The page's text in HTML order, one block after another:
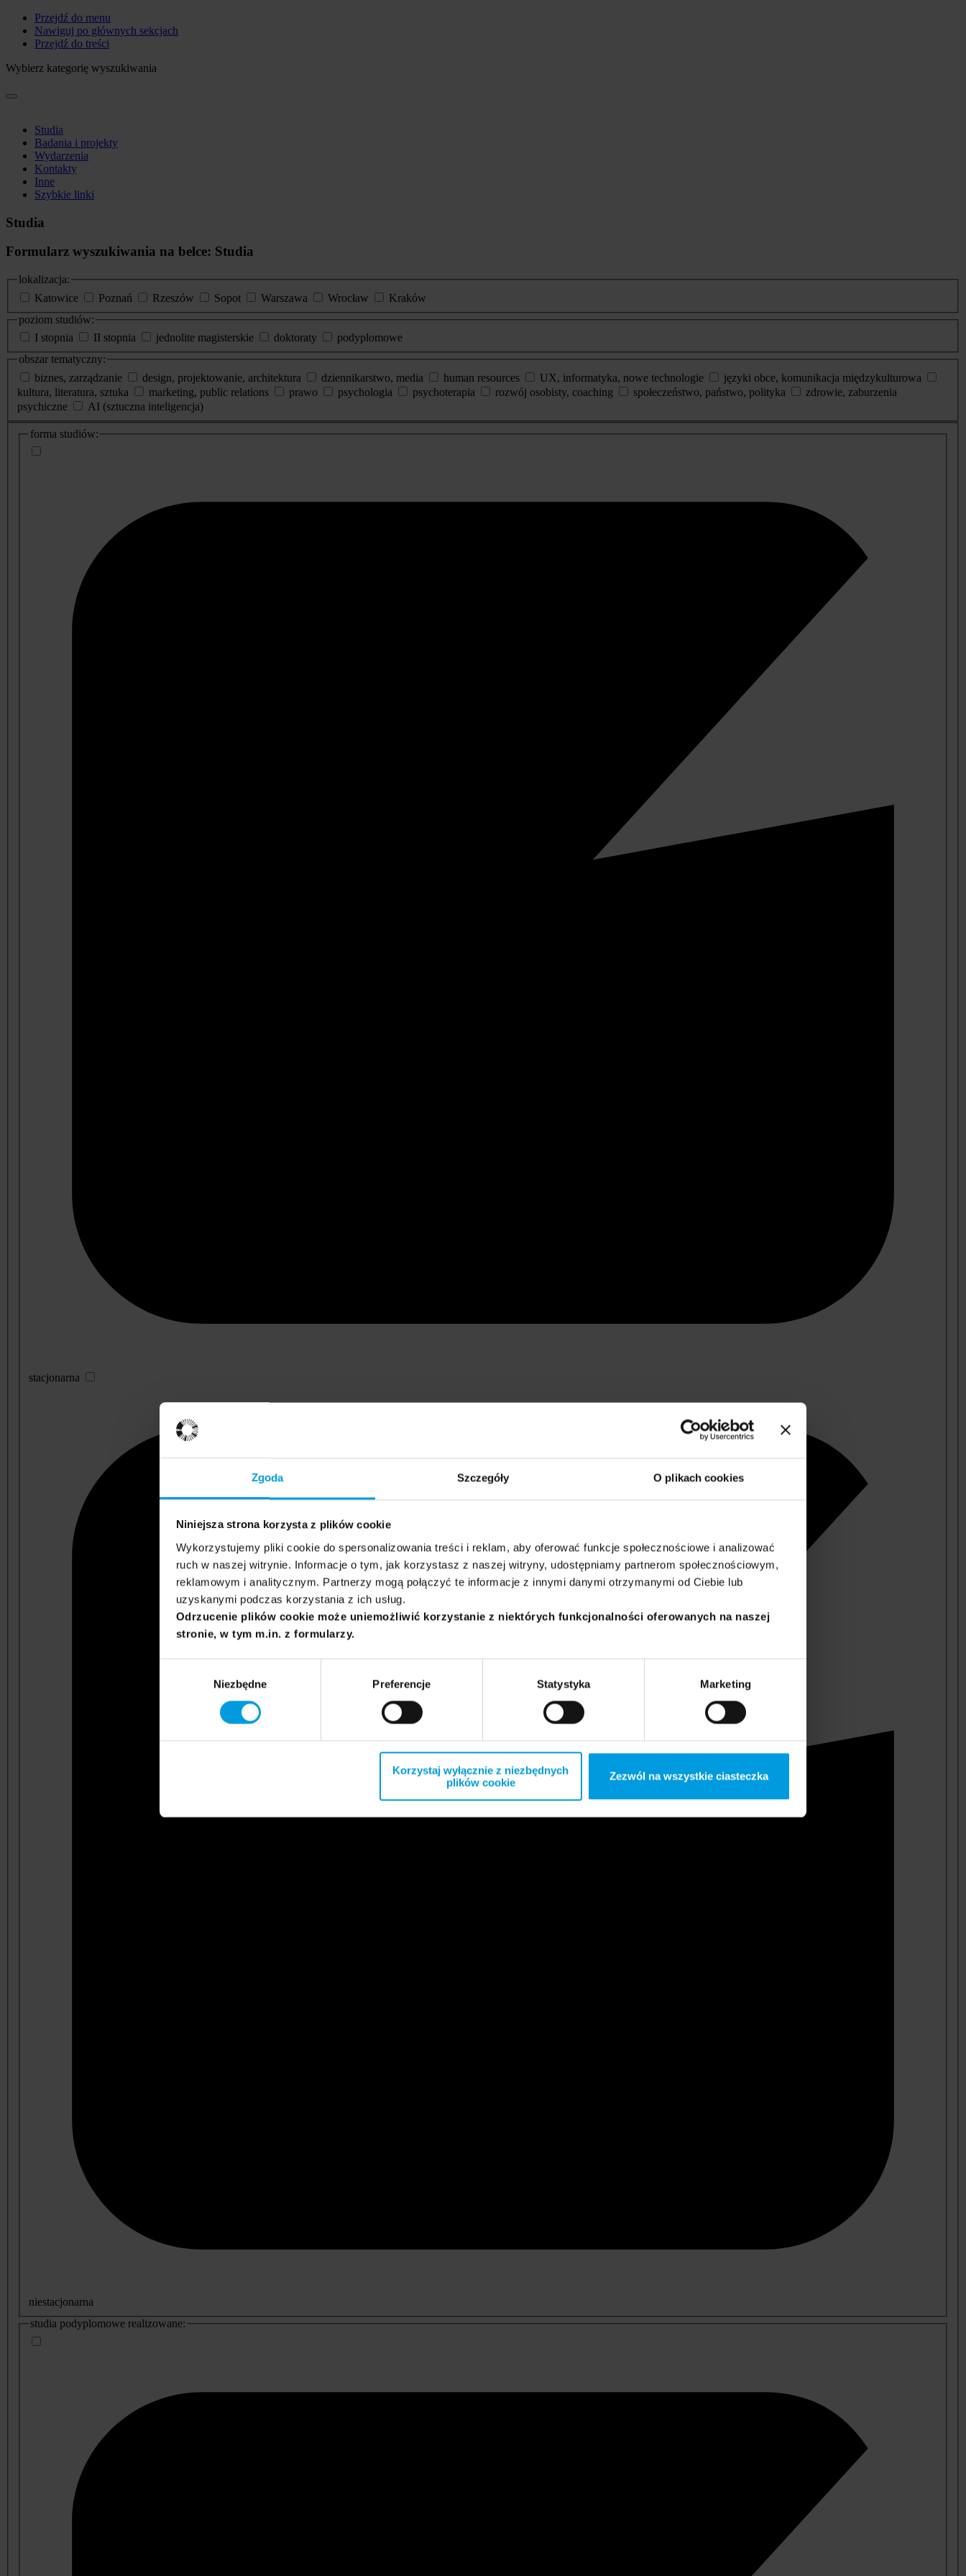
Zgoda Szczegóły O plikach cookies
Niniejsza strona korzysta z plików cookie
Wykorzystujemy pliki cookie do spersonalizowania treści i reklam, aby oferować funkcje społecznościowe i analizować
ruch w naszej witrynie. Informacje o tym, jak korzystasz z naszej witryny, udostępniamy partnerom społecznościowym,
reklamowym i analitycznym. Partnerzy mogą połączyć te informacje z innymi danymi otrzymanymi od Ciebie lub
uzyskanymi podczas korzystania z ich usług.
Odrzucenie plików cookie może uniemożliwić korzystanie z niektórych funkcjonalności oferowanych na naszej
stronie, w tym m.in. z formularzy.
Niezbędne Preferencje Statystyka Marketing
Korzystaj wyłącznie z niezbędnych
plików cookie
Zezwól na wszystkie ciasteczka
Przejdź do menu
Nawiguj po głównych sekcjach
Przejdź do treści
Wybierz kategorię wyszukiwania
Studia
Badania i projekty
Wydarzenia
Kontakty
Inne
Szybkie linki
Studia
Formularz wyszukiwania na belce: Studia
lokalizacja:
Katowice
Poznań Rzeszów Sopot Warszawa Wrocław
Kraków
poziom studiów:
I stopnia
II stopnia jednolite magisterskie doktoraty
podyplomowe
obszar tematyczny:
biznes, zarządzanie
design, projektowanie, architektura dziennikarstwo, media human resources UX, informatyka, nowe technologie
języki obce, komunikacja międzykulturowa
kultura, literatura, sztuka
marketing, public relations prawo psychologia psychoterapia rozwój osobisty, coaching społeczeństwo, państwo, polityka
zdrowie, zaburzenia
psychiczne
AI (sztuczna inteligencja)
dodatkowe
informacje
forma studiów:
stacjonarna
niestacjonarna
studia podyplomowe realizowane: